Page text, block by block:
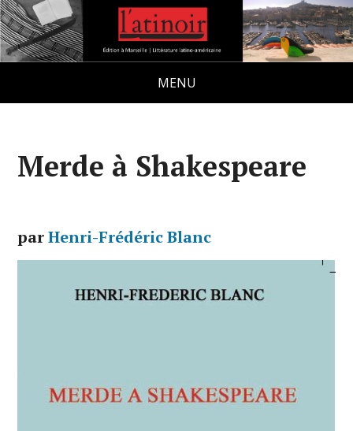
MENU
Merde à Shakespeare
parHenri-Frédéric Blanc